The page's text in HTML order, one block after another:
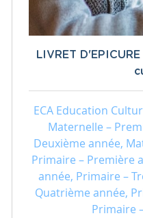
LIVRET
ECA Education
Maternelle –
Deuxième année,
Primaire – Première
année, Primaire –
Quatrième année,
Primaire